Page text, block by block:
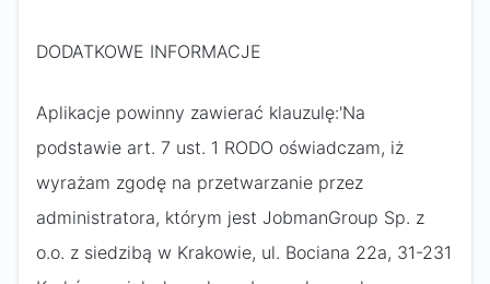
DODATKOWE INFORMACJE
Aplikacje powinny zawierać klauzulę:'Na
podstawie art. 7 ust. 1 RODO oświadczam, iż
wyrażam zgodę na przetwarzanie przez
administratora, którym jest JobmanGroup Sp. z
o.o. z siedzibą w Krakowie, ul. Bociana 22a, 31-231